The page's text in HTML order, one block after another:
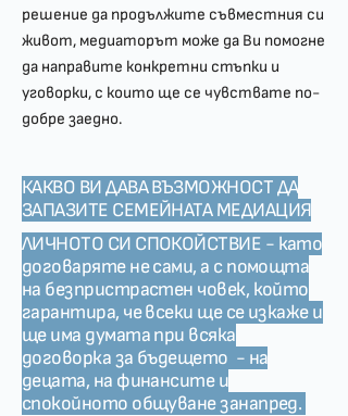
решение да продължите съвместния си
живот, медиаторът може да Ви помогне
да направите конкретни стъпки и
уговорки, с които ще се чувствате по-
добре заедно.
КАКВО ВИ ДАВА ВЪЗМОЖНОСТ ДА
ЗАПАЗИТЕ СЕМЕЙНАТА МЕДИАЦИЯ
ЛИЧНОТО СИ СПОКОЙСТВИЕ - като
договаряте не сами, а с помощта
на безпристрастен човек, който
гарантира, че всеки ще се изкаже и
ще има думата при всяка
договорка за бъдещето - на
децата, на финансите и
спокойното общуване занапред.